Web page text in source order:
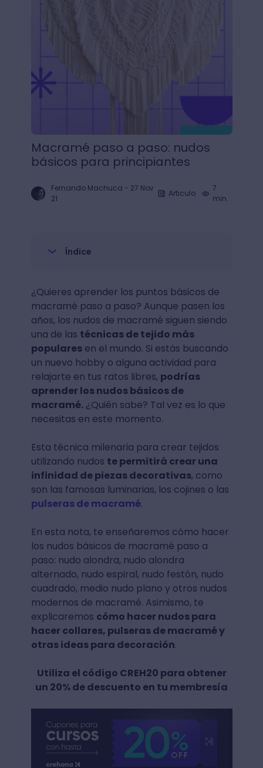
Macramé paso a paso: nudos
básicos para principiantes
Fernando Machuca - 27 Nov
21
Articulo
7
min.
Índice
¿Quieres aprender los puntos básicos de
macramé paso a paso? Aunque pasen los
años, los nudos de macramé siguen siendo
una de las técnicas de tejido más
popularesen el mundo. Si estás buscando
un nuevo hobby o alguna actividad para
relajarte en tus ratos libres, podrías
aprender los nudos básicos de
macramé.¿Quién sabe? Tal vez es lo que
necesitas en este momento.
Esta técnica milenaria para crear tejidos
utilizando nudos te permitirá crear una
infinidad de piezas decorativas, como
son las famosas luminarias, los cojines o las
pulseras de macramé.
En esta nota, te enseñaremos cómo hacer
los nudos básicos de macramé paso a
paso: nudo alondra, nudo alondra
alternado, nudo espiral, nudo festón, nudo
cuadrado, medio nudo plano y otros nudos
modernos de macramé. Asimismo, te
explicaremos cómo hacer nudos para
hacer collares, pulseras de macramé y
otras ideas para decoración.
Utiliza el código CREH20 para obtener
un 20% de descuento en tu membresía